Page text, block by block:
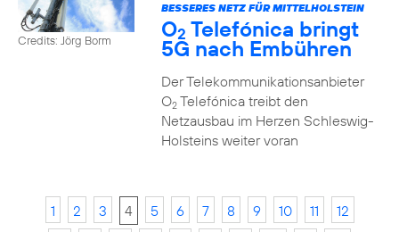
Credits: Jörg Borm
BESSERES NETZ FÜR MITTELHOLSTEIN
O2 Telefónica bringt
5G nach Embühren
Der Telekommunikationsanbieter
O2Telefónica treibt den
Netzausbau im Herzen Schleswig-
Holsteins weiter voran
1 2 3 4 5 6 7 8 9 10 11
12